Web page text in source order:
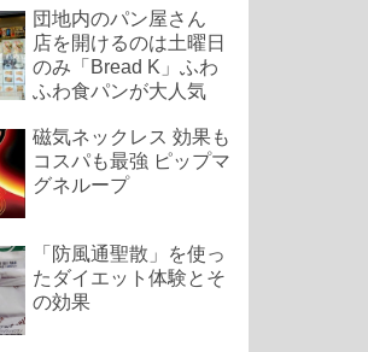
団地内のパン屋さん
店を開けるのは土曜日
のみ「Bread K」ふわ
ふわ食パンが大人気
磁気ネックレス 効果も
コスパも最強 ピップマ
グネループ
「防風通聖散」を使っ
たダイエット体験とそ
の効果